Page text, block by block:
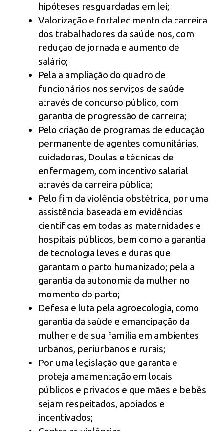
hipóteses resguardadas em lei;
Valorização e fortalecimento da carreira
dos trabalhadores da saúde nos, com
redução de jornada e aumento de
salário;
Pela a ampliação do quadro de
funcionários nos serviços de saúde
através de concurso público, com
garantia de progressão de carreira;
Pelo criação de programas de educação
permanente de agentes comunitárias,
cuidadoras, Doulas e técnicas de
enfermagem, com incentivo salarial
através da carreira pública;
Pelo fim da violência obstétrica, por uma
assistência baseada em evidências
científicas em todas as maternidades e
hospitais públicos, bem como a garantia
de tecnologia leves e duras que
garantam o parto humanizado; pela a
garantia da autonomia da mulher no
momento do parto;
Defesa e luta pela agroecologia, como
garantia da saúde e emancipação da
mulher e de sua família em ambientes
urbanos, periurbanos e rurais;
Por uma legislação que garanta e
proteja amamentação em locais
públicos e privados e que mães e bebês
sejam respeitados, apoiados e
incentivados;